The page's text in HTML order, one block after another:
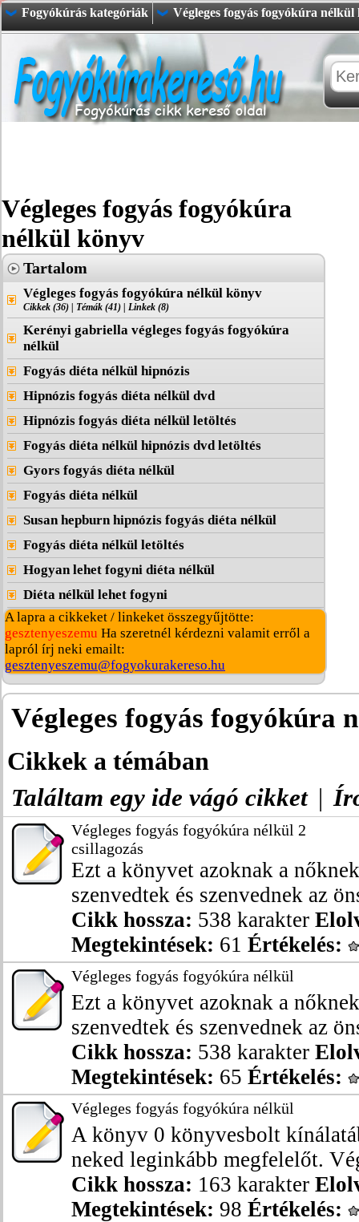
Fogyókúrás kategóriák Végleges fogyás fogyókúra nélkül
Végleges fogyás fogyókúra
nélkül könyv
Tartalom
Végleges fogyás fogyókúra nélkül könyv
Cikkek (36) Témák (41) Linkek (8)
Kerényi gabriella végleges fogyás fogyókúra
nélkül
Fogyás diéta nélkül hipnózis
Hipnózis fogyás diéta nélkül dvd
Hipnózis fogyás diéta nélkül letöltés
Fogyás diéta nélkül hipnózis dvd letöltés
Gyors fogyás diéta nélkül
Fogyás diéta nélkül
Susan hepburn hipnózis fogyás diéta nélkül
Fogyás diéta nélkül letöltés
Hogyan lehet fogyni diéta nélkül
Diéta nélkül lehet fogyni
A lapra a cikkeket / linkeket összegyűjtötte:
gesztenyeszemu Ha szeretnél kérdezni valamit erről a
lapról írj neki emailt:
gesztenyeszemu@fogyokurakereso.hu
Végleges fogyás fogyókúra
Cikkek a témában
Találtam egy ide vágó cikket
Végleges fogyás fogyókúra nélkül 2
csillagozás
Ezt a könyvet azoknak a
szenvedtek és szenvednek az
Cikk hossza: 538 karakter
Megtekintések: 61 Értékelés:
Végleges fogyás fogyókúra nélkül
Ezt a könyvet azoknak a
szenvedtek és szenvednek az
Cikk hossza: 538 karakter
Megtekintések: 65 Értékelés:
Végleges fogyás fogyókúra nélkül
A könyv 0 könyvesbolt
neked leginkább megfelelőt.
Cikk hossza: 163 karakter
Megtekintések: 98 Értékelés: